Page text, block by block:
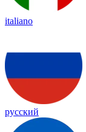
italiano
русский